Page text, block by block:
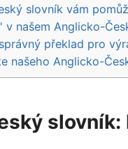
slovník vám
našem Anglicko-
překlad pro
našeho Anglicko-
slovník: